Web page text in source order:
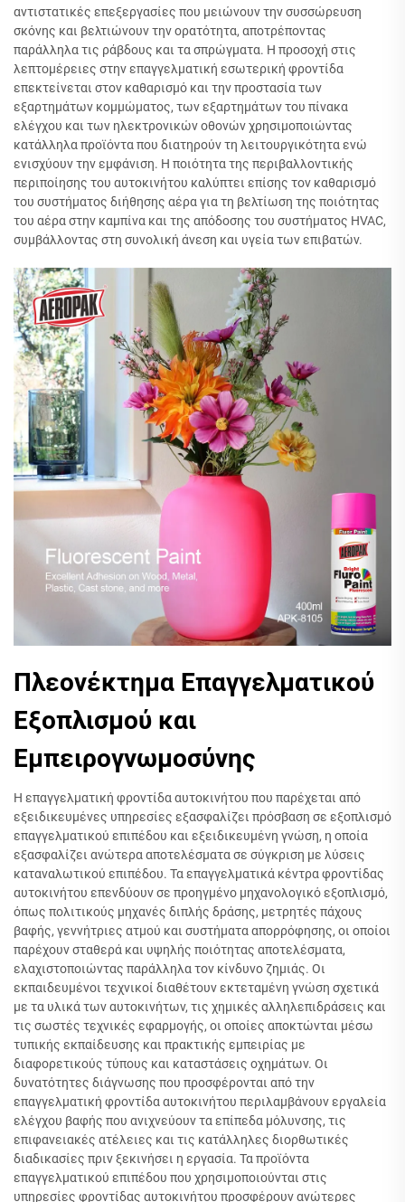
αντιστατικές επεξεργασίες που μειώνουν την συσσώρευση
σκόνης και βελτιώνουν την ορατότητα, αποτρέποντας
παράλληλα τις ράβδους και τα σπρώγματα. Η προσοχή στις
λεπτομέρειες στην επαγγελματική εσωτερική φροντίδα
επεκτείνεται στον καθαρισμό και την προστασία των
εξαρτημάτων κομμώματος, των εξαρτημάτων του πίνακα
ελέγχου και των ηλεκτρονικών οθονών χρησιμοποιώντας
κατάλληλα προϊόντα που διατηρούν τη λειτουργικότητα ενώ
ενισχύουν την εμφάνιση. Η ποιότητα της περιβαλλοντικής
περιποίησης του αυτοκινήτου καλύπτει επίσης τον καθαρισμό
του συστήματος διήθησης αέρα για τη βελτίωση της ποιότητας
του αέρα στην καμπίνα και της απόδοσης του συστήματος HVAC,
συμβάλλοντας στη συνολική άνεση και υγεία των επιβατών.
Πλεονέκτημα Επαγγελματικού
Εξοπλισμού και
Εμπειρογνωμοσύνης
Η επαγγελματική φροντίδα αυτοκινήτου που παρέχεται από
εξειδικευμένες υπηρεσίες εξασφαλίζει πρόσβαση σε εξοπλισμό
επαγγελματικού επιπέδου και εξειδικευμένη γνώση, η οποία
εξασφαλίζει ανώτερα αποτελέσματα σε σύγκριση με λύσεις
καταναλωτικού επιπέδου. Τα επαγγελματικά κέντρα φροντίδας
αυτοκινήτου επενδύουν σε προηγμένο μηχανολογικό εξοπλισμό,
όπως πολιτικούς μηχανές διπλής δράσης, μετρητές πάχους
βαφής, γεννήτριες ατμού και συστήματα απορρόφησης, οι οποίοι
παρέχουν σταθερά και υψηλής ποιότητας αποτελέσματα,
ελαχιστοποιώντας παράλληλα τον κίνδυνο ζημιάς. Οι
εκπαιδευμένοι τεχνικοί διαθέτουν εκτεταμένη γνώση σχετικά
με τα υλικά των αυτοκινήτων, τις χημικές αλληλεπιδράσεις και
τις σωστές τεχνικές εφαρμογής, οι οποίες αποκτώνται μέσω
τυπικής εκπαίδευσης και πρακτικής εμπειρίας με
διαφορετικούς τύπους και καταστάσεις οχημάτων. Οι
δυνατότητες διάγνωσης που προσφέρονται από την
επαγγελματική φροντίδα αυτοκινήτου περιλαμβάνουν εργαλεία
ελέγχου βαφής που ανιχνεύουν τα επίπεδα μόλυνσης, τις
επιφανειακές ατέλειες και τις κατάλληλες διορθωτικές
διαδικασίες πριν ξεκινήσει η εργασία. Τα προϊόντα
επαγγελματικού επιπέδου που χρησιμοποιούνται στις
υπηρεσίες φροντίδας αυτοκινήτου προσφέρουν ανώτερες